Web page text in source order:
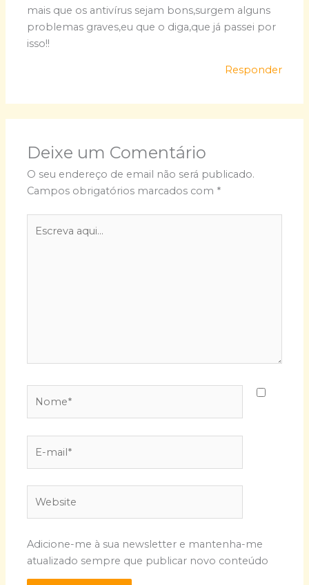
mais que os antivírus sejam bons,surgem alguns
problemas graves,eu que o diga,que já passei por
isso!!
Responder
Deixe um Comentário
O seu endereço de email não será publicado.
Campos obrigatórios marcados com *
aqui...
mail*
Adicione-me à sua newsletter e mantenha-me
atualizado sempre que publicar novo conteúdo